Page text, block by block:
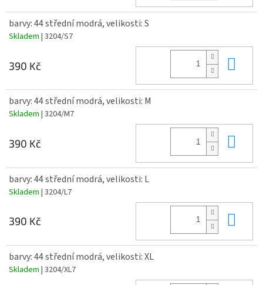
barvy: 44 střední modrá, velikosti: S
Skladem | 3204/S7
390 Kč
barvy: 44 střední modrá, velikosti: M
Skladem | 3204/M7
390 Kč
barvy: 44 střední modrá, velikosti: L
Skladem | 3204/L7
390 Kč
barvy: 44 střední modrá, velikosti: XL
Skladem | 3204/XL7